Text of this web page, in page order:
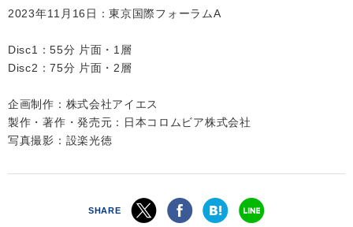
2023年11月16日：東京国際フォーラムA
Disc1：55分 片面・1層
Disc2：75分 片面・2層
企画制作：株式会社アイエス
製作・著作・発売元：日本コロムビア株式会社
写真撮影：設楽光徳
SHARE